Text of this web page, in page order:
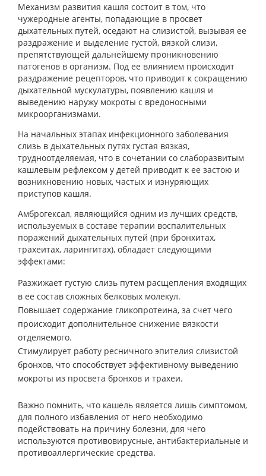
Механизм развития кашля состоит в том, что
чужеродные агенты, попадающие в просвет
дыхательных путей, оседают на слизистой, вызывая ее
раздражение и выделение густой, вязкой слизи,
препятствующей дальнейшему проникновению
патогенов в организм. Под ее влиянием происходит
раздражение рецепторов, что приводит к сокращению
дыхательной мускулатуры, появлению кашля и
выведению наружу мокроты с вредоносными
микроорганизмами.
На начальных этапах инфекционного заболевания
слизь в дыхательных путях густая вязкая,
трудноотделяемая, что в сочетании со слаборазвитым
кашлевым рефлексом у детей приводит к ее застою и
возникновению новых, частых и изнуряющих
приступов кашля.
Амброгексал, являющийся одним из лучших средств,
используемых в составе терапии воспалительных
поражений дыхательных путей (при бронхитах,
трахеитах, ларингитах), обладает следующими
эффектами:
Разжижает густую слизь путем расщепления входящих
в ее состав сложных белковых молекул.
Повышает содержание гликопротеина, за счет чего
происходит дополнительное снижение вязкости
отделяемого.
Стимулирует работу ресничного эпителия слизистой
бронхов, что способствует эффективному выведению
мокроты из просвета бронхов и трахеи.
Важно помнить, что кашель является лишь симптомом,
для полного избавления от него необходимо
подействовать на причину болезни, для чего
используются противовирусные, антибактериальные и
противоаллергические средства.